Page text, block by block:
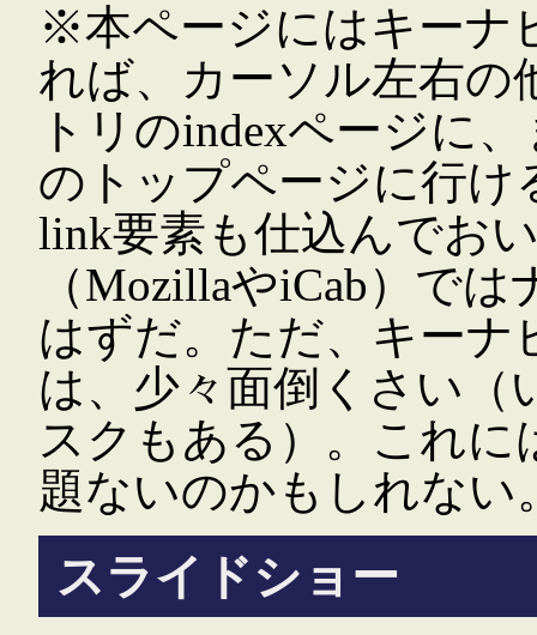
※本ページにはキーナ
れば、カーソル左右の
トリのindexページに
のトップページに行
link要素も仕込んでお
（MozillaやiCab）で
はずだ。ただ、キーナ
は、少々面倒くさい（
スクもある）。これ
題ないのかもしれない
スライドショー